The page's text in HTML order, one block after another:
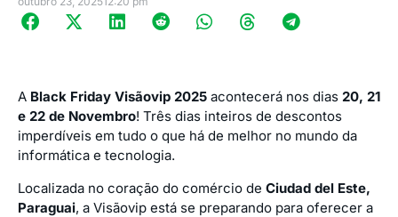
A Black Friday Visãovip 2025 acontecerá nos dias 20, 21
e 22 de Novembro! Três dias inteiros de descontos
imperdíveis em tudo o que há de melhor no mundo da
informática e tecnologia.
Localizada no coração do comércio de Ciudad del Este,
Paraguai, a Visãovip está se preparando para oferecer a